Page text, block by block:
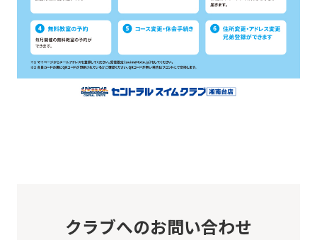
クラブへのお問い合わせ
automatic
translation)
to
return
if